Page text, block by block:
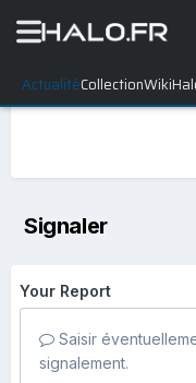
ActualitéCollection
Signaler
Your Report
Saisir
signalement.